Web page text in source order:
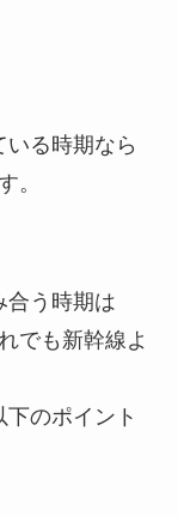
る時期なら
。
合う時期は
でも新幹線よ
のポイント